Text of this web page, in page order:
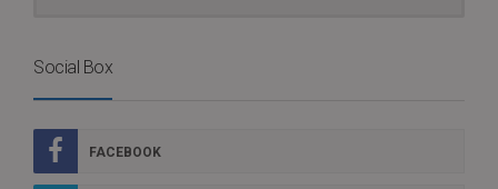
Social Box
FACEBOOK